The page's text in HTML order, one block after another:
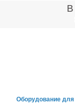
В
Оборудование